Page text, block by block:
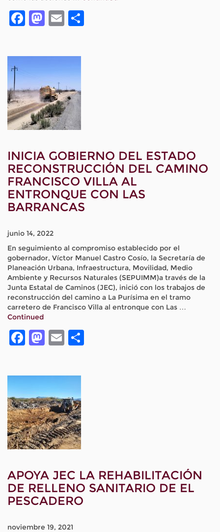
Facebook
Mastodon
Email
INICIA GOBIERNO DEL ESTADO
RECONSTRUCCIÓN DEL CAMINO
FRANCISCO VILLA AL
ENTRONQUE CON LAS
BARRANCAS
junio 14, 2022
En seguimiento al compromiso establecido por el
gobernador, Víctor Manuel Castro Cosío, la Secretaría de
Planeación Urbana, Infraestructura, Movilidad, Medio
Ambiente y Recursos Naturales (SEPUIMM)a través de la
Junta Estatal de Caminos (JEC), inició con los trabajos de
reconstrucción del camino a La Purísima en el tramo
carretero de Francisco Villa al entronque con Las …
Continued
Facebook
Mastodon
Email
APOYA JEC LA REHABILITACIÓN
DE RELLENO SANITARIO DE EL
PESCADERO
noviembre 19, 2021